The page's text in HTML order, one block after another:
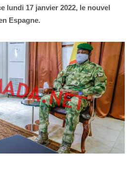
lundi 17 janvier 2022, le nouvel
Espagne.